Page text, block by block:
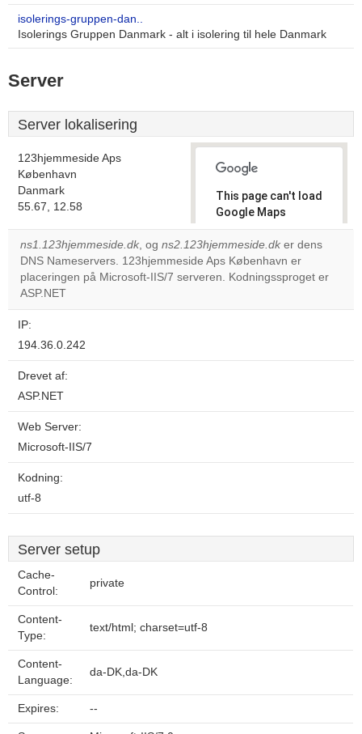
isolerings-gruppen-dan..
Isolerings Gruppen Danmark - alt i isolering til hele Danmark
Server
Server lokalisering
123hjemmeside Aps
København
Danmark
55.67, 12.58
This page can't load
Google Maps
correctly.
Do you
own this
OK
ns1.123hjemmeside.dk, og ns2.123hjemmeside.dk er dens
DNS Nameservers. 123hjemmeside Aps København er
placeringen på Microsoft-IIS/7 serveren. Kodningssproget er
ASP.NET
IP:
194.36.0.242
Drevet af:
ASP.NET
Web Server:
Microsoft-IIS/7
Kodning:
utf-8
Server setup
Cache-
Control:
private
Content-
Type:
text/html; charset=utf-8
Content-
Language:
da-DK,da-DK
Expires: --